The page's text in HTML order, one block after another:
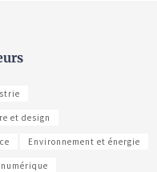
et design
Environnement et énergie